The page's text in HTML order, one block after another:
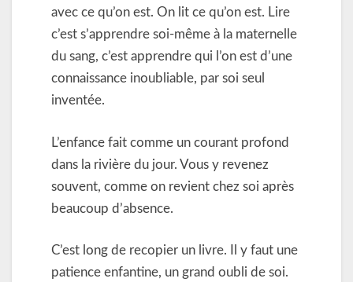
avec ce qu’on est. On lit ce qu’on est. Lire
c’est s’apprendre soi-même à la maternelle
du sang, c’est apprendre qui l’on est d’une
connaissance inoubliable, par soi seul
inventée.
L’enfance fait comme un courant profond
dans la rivière du jour. Vous y revenez
souvent, comme on revient chez soi après
beaucoup d’absence.
C’est long de recopier un livre. Il y faut une
patience enfantine, un grand oubli de soi.